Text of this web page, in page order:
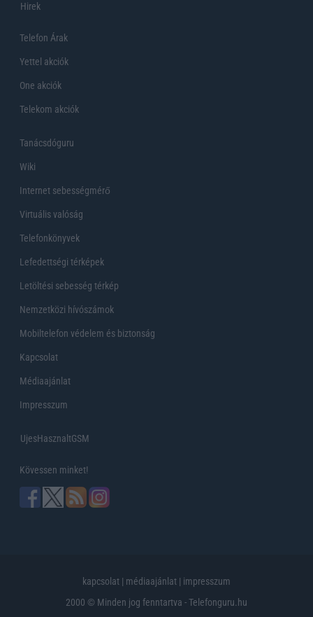
Hirek
Telefon Árak
Yettel akciók
One akciók
Telekom akciók
Tanácsdóguru
Wiki
Internet sebességmérő
Virtuális valóság
Telefonkönyvek
Lefedettségi térképek
Letöltési sebesség térkép
Nemzetközi hívószámok
Mobiltelefon védelem és biztonság
Kapcsolat
Médiaajánlat
Impresszum
UjesHasznaltGSM
Kövessen minket!
kapcsolat | médiaajánlat | impresszum
2000 © Minden jog fenntartva - Telefonguru.hu